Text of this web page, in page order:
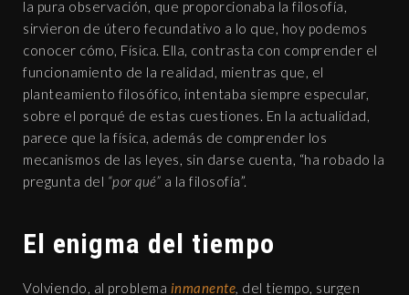
la pura observación, que proporcionaba la filosofía,
sirvieron de útero fecundativo a lo que, hoy podemos
conocer cómo, Física. Ella, contrasta con comprender el
funcionamiento de la realidad, mientras que, el
planteamiento filosófico, intentaba siempre especular,
sobre el porqué de estas cuestiones. En la actualidad,
parece que la física, además de comprender los
mecanismos de las leyes, sin darse cuenta, “ha robado la
pregunta del “por qué” a la filosofía”.
El enigma del tiempo
Volviendo, al problema inmanente, del tiempo, surgen